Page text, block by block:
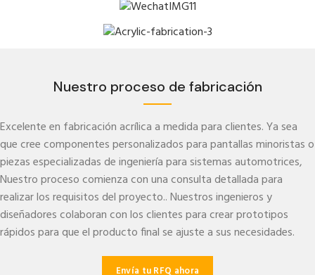
Nuestro proceso de fabricación
Excelente en fabricación acrílica a medida para clientes. Ya sea
que cree componentes personalizados para pantallas minoristas o
piezas especializadas de ingeniería para sistemas automotrices,
Nuestro proceso comienza con una consulta detallada para
realizar los requisitos del proyecto.. Nuestros ingenieros y
diseñadores colaboran con los clientes para crear prototipos
rápidos para que el producto final se ajuste a sus necesidades.
Envía tu RFQ ahora